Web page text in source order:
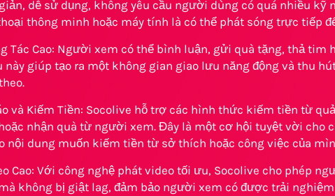
dễ sử dụng, không yêu cầu người dùng có quá nhiều kỹ
thông minh hoặc máy tính là có thể phát sóng trực tiếp
Tác Cao: Người xem có thể bình luận, gửi quà tặng, thả tim
này giúp tạo ra một không gian giao lưu năng động và thu
và Kiếm Tiền: Socolive hỗ trợ các hình thức kiếm tiền từ
nhận quà từ người xem. Đây là một cơ hội tuyệt vời cho
nội dung muốn kiếm tiền từ sở thích hoặc công việc của
Cao: Với công nghệ phát video tối ưu, Socolive cho phép
không bị giật lag, đảm bảo người xem có được trải